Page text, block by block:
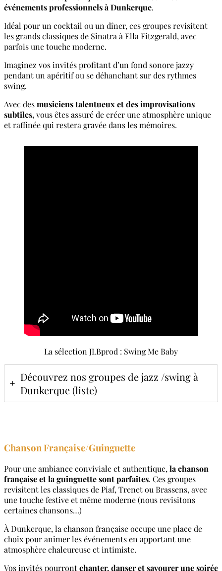
événements professionnels à Dunkerque.
Idéal pour un cocktail ou un dîner, ces groupes revisitent
les grands classiques de Sinatra à Ella Fitzgerald, avec
parfois une touche moderne.
Imaginez vos invités profitant d’un fond sonore jazzy
pendant un apéritif ou se déhanchant sur des rythmes
swing.
Avec desmusiciens talentueux et des improvisations
subtiles,vous êtes assuré de créer une atmosphère unique
et raffinée qui restera gravée dans les mémoires.
La sélection JLBprod : Swing Me Baby
Découvrez nos groupes de jazz /swing à
Dunkerque (liste)
Chanson Française/Guinguette
Pour une ambiance conviviale et authentique, la chanson
française et la guinguette sont parfaites. Ces groupes
revisitent les classiques de Piaf, Trenet ou Brassens, avec
une touche festive et même moderne (nous revisitons
certaines chansons…)
À Dunkerque, la chanson française occupe une place de
choix pour animer les événements en apportant une
atmosphère chaleureuse et intimiste.
Vos invités pourrontchanter, danser et savourer une soirée